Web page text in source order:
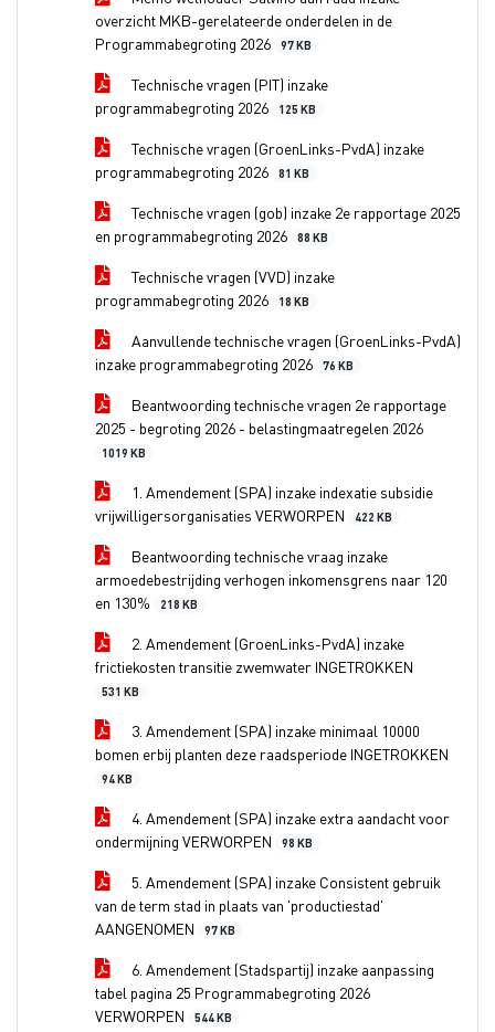
overzicht MKB-gerelateerde onderdelen in de
Programmabegroting 2026
97 KB
Technische vragen (PIT) inzake
programmabegroting 2026
125 KB
Technische vragen (GroenLinks-PvdA) inzake
programmabegroting 2026
81 KB
Technische vragen (gob) inzake 2e rapportage 2025
en programmabegroting 2026
88 KB
Technische vragen (VVD) inzake
programmabegroting 2026
18 KB
Aanvullende technische vragen (GroenLinks-PvdA)
inzake programmabegroting 2026
76 KB
Beantwoording technische vragen 2e rapportage
2025 - begroting 2026 - belastingmaatregelen 2026
1019 KB
1. Amendement (SPA) inzake indexatie subsidie
vrijwilligersorganisaties VERWORPEN
422 KB
Beantwoording technische vraag inzake
armoedebestrijding verhogen inkomensgrens naar 120
en 130%
218 KB
2. Amendement (GroenLinks-PvdA) inzake
frictiekosten transitie zwemwater INGETROKKEN
531 KB
3. Amendement (SPA) inzake minimaal 10000
bomen erbij planten deze raadsperiode INGETROKKEN
94 KB
4. Amendement (SPA) inzake extra aandacht voor
ondermijning VERWORPEN
98 KB
5. Amendement (SPA) inzake Consistent gebruik
van de term stad in plaats van 'productiestad'
AANGENOMEN
97 KB
6. Amendement (Stadspartij) inzake aanpassing
tabel pagina 25 Programmabegroting 2026
VERWORPEN
544 KB